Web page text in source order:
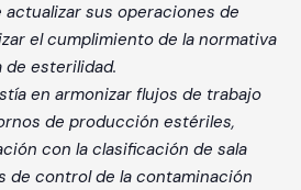
sus operaciones de
el cumplimiento de la normativa
de esterilidad.
en armonizar flujos de trabajo
de producción estériles,
con la clasificación de sala
de control de la contaminación